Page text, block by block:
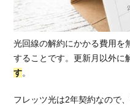
光回線の解約にかかる費用を
することです。更新月以外に
す。
フレッツ光は2年契約なので